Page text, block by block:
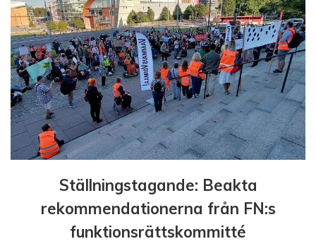
r
i
n
g
Ställningstagande: Beakta
rekommendationerna från FN:s
funktionsrättskommitté